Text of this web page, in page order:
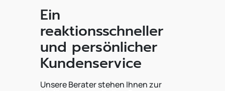
Ein
reaktionsschneller
und persönlicher
Kundenservice
Unsere Berater stehen Ihnen zur